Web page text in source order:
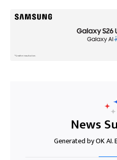
News
Generated by OK